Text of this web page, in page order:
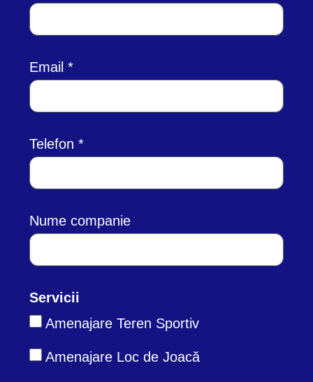
Email
Telefon
Nume companie
Servicii
Amenajare Teren Sportiv
Amenajare Loc de Joacă